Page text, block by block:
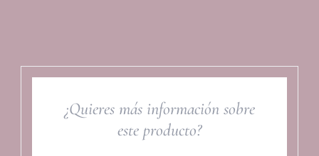
¿Quieres más información sobre
este producto?